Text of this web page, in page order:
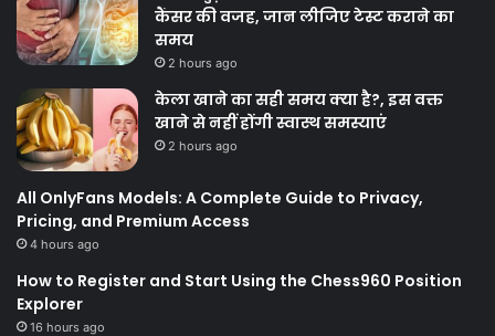
कैंसर की वजह, जान लीजिए टेस्ट कराने का
समय
2 hours ago
केला खाने का सही समय क्‍या है?, इस वक्त
खाने से नहीं होंगी स्वास्थ समस्याएं
2 hours ago
All OnlyFans Models: A Complete Guide to Privacy,
Pricing, and Premium Access
4 hours ago
How to Register and Start Using the Chess960 Position
Explorer
16 hours ago